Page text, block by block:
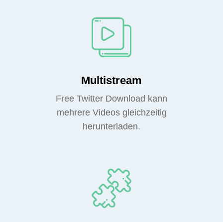
Multistream
Free Twitter Download kann
mehrere Videos gleichzeitig
herunterladen.